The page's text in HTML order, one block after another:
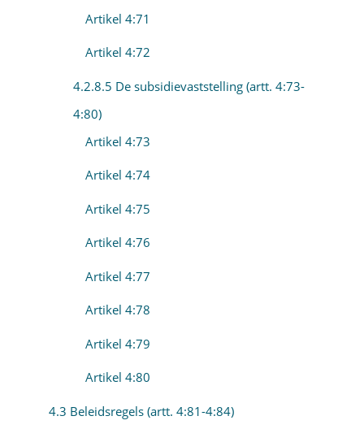
Artikel 4:71
Artikel 4:72
4.2.8.5 De subsidievaststelling (artt. 4:73-
4:80)
Artikel 4:73
Artikel 4:74
Artikel 4:75
Artikel 4:76
Artikel 4:77
Artikel 4:78
Artikel 4:79
Artikel 4:80
4.3 Beleidsregels (artt. 4:81-4:84)